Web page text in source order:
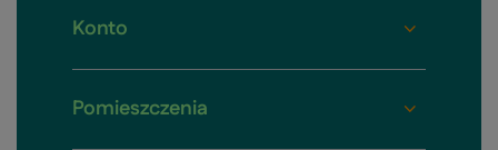
Konto
Pomieszczenia